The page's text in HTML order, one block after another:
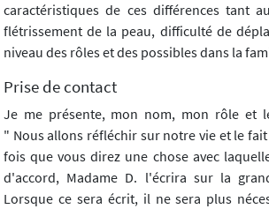
caractéristiques de ces différences tant
flétrissement de la peau, difficulté de
niveau des rôles et des possibles dans la
Prise de contact
Je me présente, mon nom, mon rôle et
" Nous allons réfléchir sur notre vie et le
fois que vous direz une chose avec
d'accord, Madame D. l'écrira sur la
Lorsque ce sera écrit, il ne sera plus